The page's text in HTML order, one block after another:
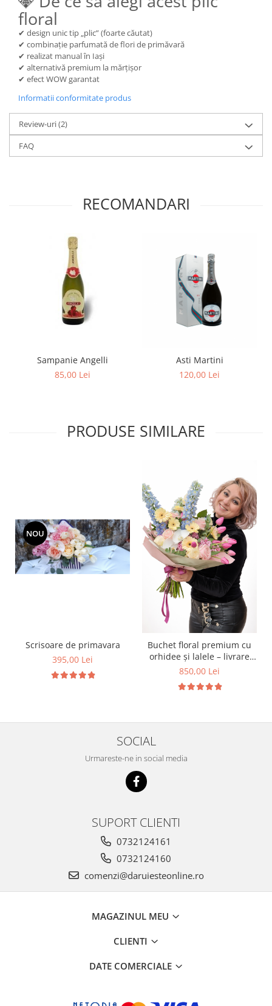
floral
✔ design unic tip „plic” (foarte căutat)
✔ combinație parfumată de flori de primăvară
✔ realizat manual în Iași
✔ alternativă premium la mărțișor
✔ efect WOW garantat
Informatii conformitate produs
Review-uri(2)
FAQ
RECOMANDARI
Sampanie Angelli
85,00 Lei
Asti Martini
120,00 Lei
PRODUSE SIMILARE
NOU
Scrisoare de primavara
395,00 Lei
Buchet floral premium cu
orhidee și lalele – livrare
Iași
850,00 Lei
SOCIAL
Urmareste-ne in social media
SUPORT CLIENTI
0732124161
0732124160
comenzi@daruiesteonline.ro
MAGAZINUL MEU
CLIENTI
DATE COMERCIALE